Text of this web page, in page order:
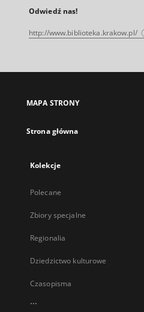
Odwiedź nas!
http://www.biblioteka.krakow.pl/
MAPA STRONY
Strona główna
Kolekcje
Polecane
Zbiory specjalne
Regionalia
Dziedzictwo kulturowe
Czasopisma
...